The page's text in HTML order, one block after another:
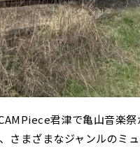
君津で亀山音楽
さまざまなジャンルのミ